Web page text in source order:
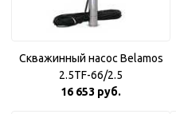
Скважинный насос Belamos
2.5TF-66/2.5
16 653 руб.